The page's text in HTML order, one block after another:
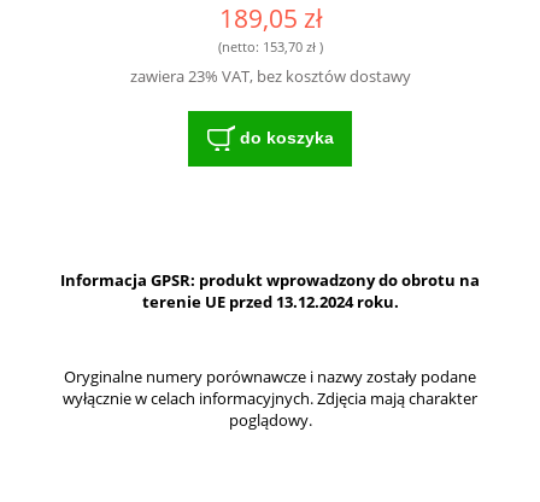
189,05 zł
(netto: 153,70 zł)
zawiera 23% VAT, bez kosztów dostawy
do koszyka
Informacja GPSR: produkt wprowadzony do obrotu na
terenie UE przed 13.12.2024 roku.
Oryginalne numery porównawcze i nazwy zostały podane
wyłącznie w celach informacyjnych. Zdjęcia mają charakter
poglądowy.